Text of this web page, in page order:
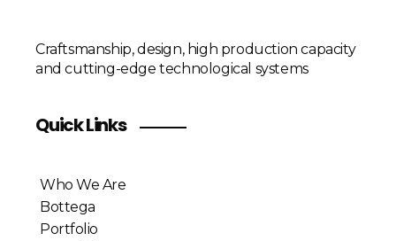
Craftsmanship, design, high production capacity
and cutting-edge technological systems
Quick Links
Who We Are
Bottega
Portfolio